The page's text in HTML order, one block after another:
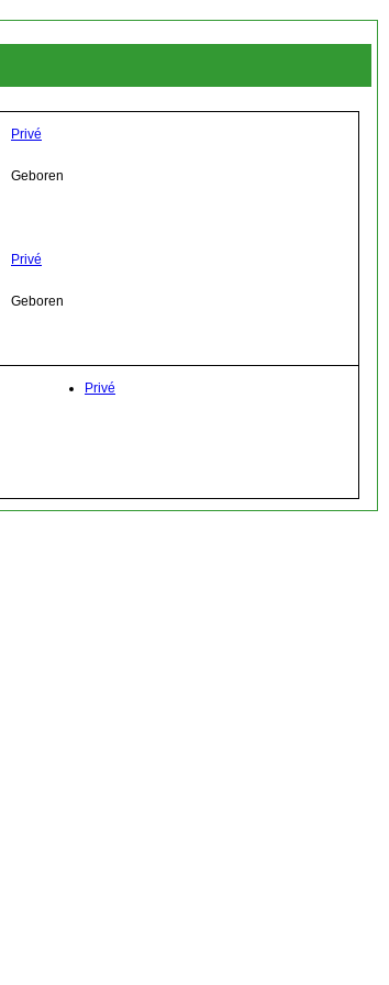
Privé
Geboren
Privé
Geboren
Privé